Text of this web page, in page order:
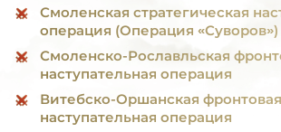
Смоленская стратегическая
операция (Операция «Суворов»)
Смоленско-Рославльская
наступательная операция
Витебско-Оршанская фронтовая
наступательная операция